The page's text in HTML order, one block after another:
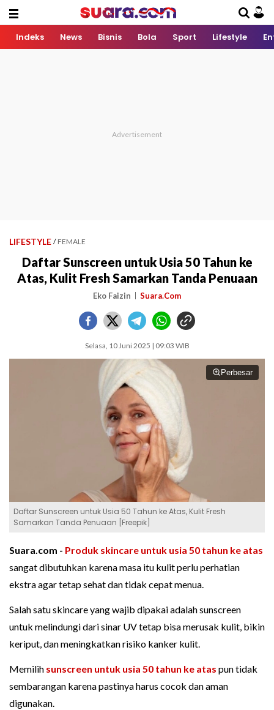
Indeks News Bisnis Bola Sport Lifestyle
LIFESTYLE / FEMALE
Daftar Sunscreen untuk Usia 50 Tahun ke
Atas, Kulit Fresh Samarkan Tanda Penuaan
Eko Faizin Suara.Com
Selasa, 10 Juni 2025 | 09:03 WIB
Perbesar
Daftar Sunscreen untuk Usia 50 Tahun ke Atas, Kulit Fresh
Samarkan Tanda Penuaan [Freepik]
Suara.com - Produk skincare untuk usia 50 tahun ke atas
sangat dibutuhkan karena masa itu kulit perlu perhatian
ekstra agar tetap sehat dan tidak cepat menua.
Salah satu skincare yang wajib dipakai adalah sunscreen
untuk melindungi dari sinar UV tetap bisa merusak kulit, bikin
keriput, dan meningkatkan risiko kanker kulit.
Memilih sunscreen untuk usia 50 tahun ke atas pun tidak
sembarangan karena pastinya harus cocok dan aman
digunakan.